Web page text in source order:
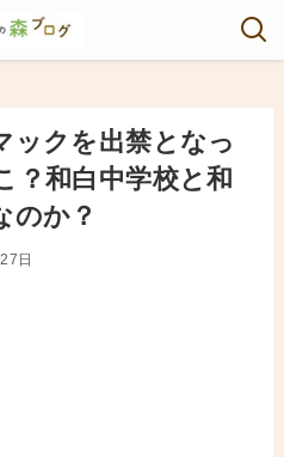
ックを出禁となっ
？和白中学校と和
のか？
日